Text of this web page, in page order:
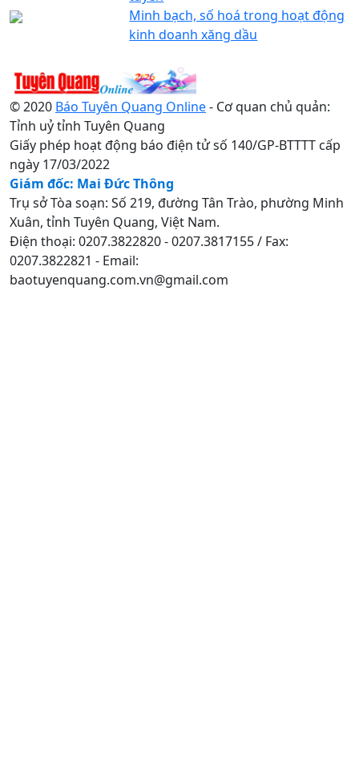
Minh bạch, số hoá trong hoạt động
kinh doanh xăng dầu
© 2020 Báo Tuyên Quang Online- Cơ quan chủ quản:
Tỉnh uỷ tỉnh Tuyên Quang
Giấy phép hoạt động báo điện tử số 140/GP-BTTTT cấp
ngày 17/03/2022
Giám đốc: Mai Đức Thông
Trụ sở Tòa soạn: Số 219, đường Tân Trào, phường Minh
Xuân, tỉnh Tuyên Quang, Việt Nam.
Điện thoại: 0207.3822820 - 0207.3817155 / Fax:
0207.3822821 - Email:
baotuyenquang.com.vn@gmail.com